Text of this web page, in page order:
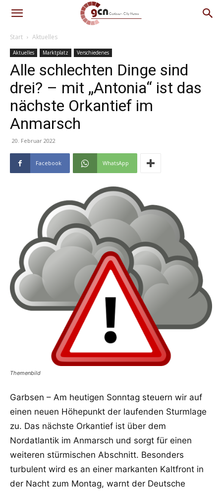
Start Aktuelles
Aktuelles Marktplatz Verschiedenes
Alle schlechten Dinge sind
drei? – mit „Antonia“ ist das
nächste Orkantief im
Anmarsch
20. Februar 2022
Facebook WhatsApp
Themenbild
Garbsen – Am heutigen Sonntag steuern wir auf
einen neuen Höhepunkt der laufenden Sturmlage
zu. Das nächste Orkantief ist über dem
Nordatlantik im Anmarsch und sorgt für einen
weiteren stürmischen Abschnitt. Besonders
turbulent wird es an einer markanten Kaltfront in
der Nacht zum Montag, warnt der Deutsche